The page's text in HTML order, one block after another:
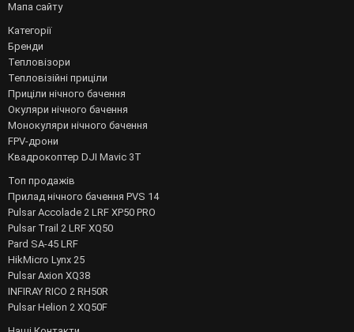
Мапа сайту
Категорії
Бренди
Тепловізори
Тепловізійні приціли
Приціли нічного бачення
Окуляри нічного бачення
Монокуляри нічного бачення
FPV-дрони
Квадрокоптер DJI Mavic 3T
Топ продажів
Прилад нічного бачення PVS 14
Pulsar Accolade 2 LRF XP50 PRO
Pulsar Trail 2 LRF XQ50
Pard SA-45 LRF
HikMicro Lynx 25
Pulsar Axion XQ38
INFIRAY RICO 2 RH50R
Pulsar Helion 2 XQ50F